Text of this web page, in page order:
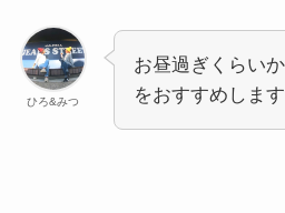
ひろ&みつ
お昼過ぎくらい
をおすすめします